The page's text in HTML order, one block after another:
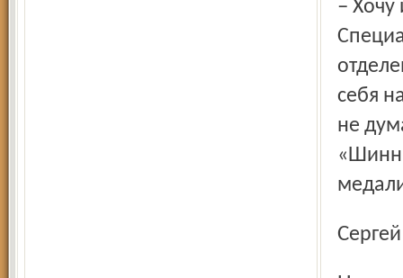
– Хочу играть как можно дольше. А потом посмотрим.
себя
не